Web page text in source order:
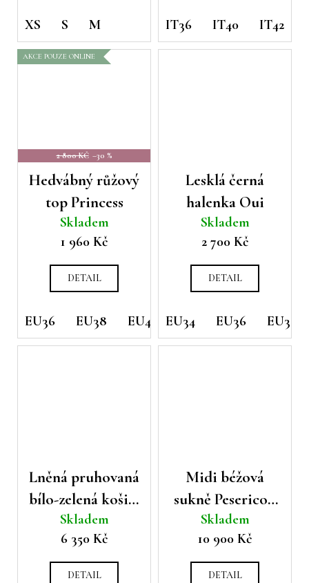
XS S M IT36 IT40 IT42
AKCE POUZE ONLINE
2 800 KČ –30 %
Hedvábný růžový
top Princess
Skladem
1 960 Kč
DETAIL
EU36 EU38 EU40 EU42 EU44 EU46
Lesklá černá
halenka Oui
Skladem
2 700 Kč
DETAIL
EU34 EU36 EU38
Lněná pruhovaná
bílo-zelená košile
Riani
Skladem
6 350 Kč
DETAIL
Midi béžová
sukně Peserico s
páskem
Skladem
10 900 Kč
DETAIL